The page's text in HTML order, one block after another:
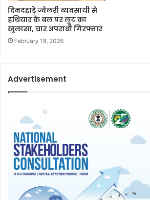
दिनदहाड़े ज्वेलरी व्यवसायी से
हथियार के बल पर लूट का
खुलासा, चार अपराधी गिरफ्तार
February 18, 2026
Advertisement